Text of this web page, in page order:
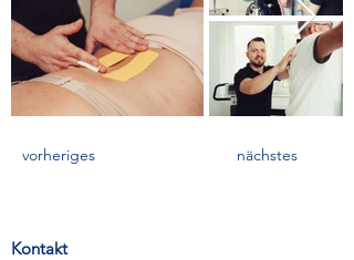
vorheriges nächstes
Kontakt